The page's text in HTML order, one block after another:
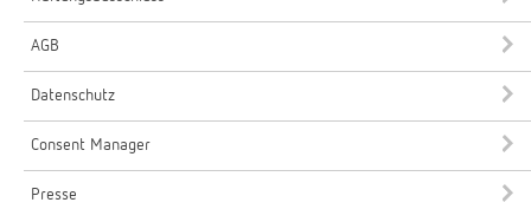
AGB
Datenschutz
Consent Manager
Presse